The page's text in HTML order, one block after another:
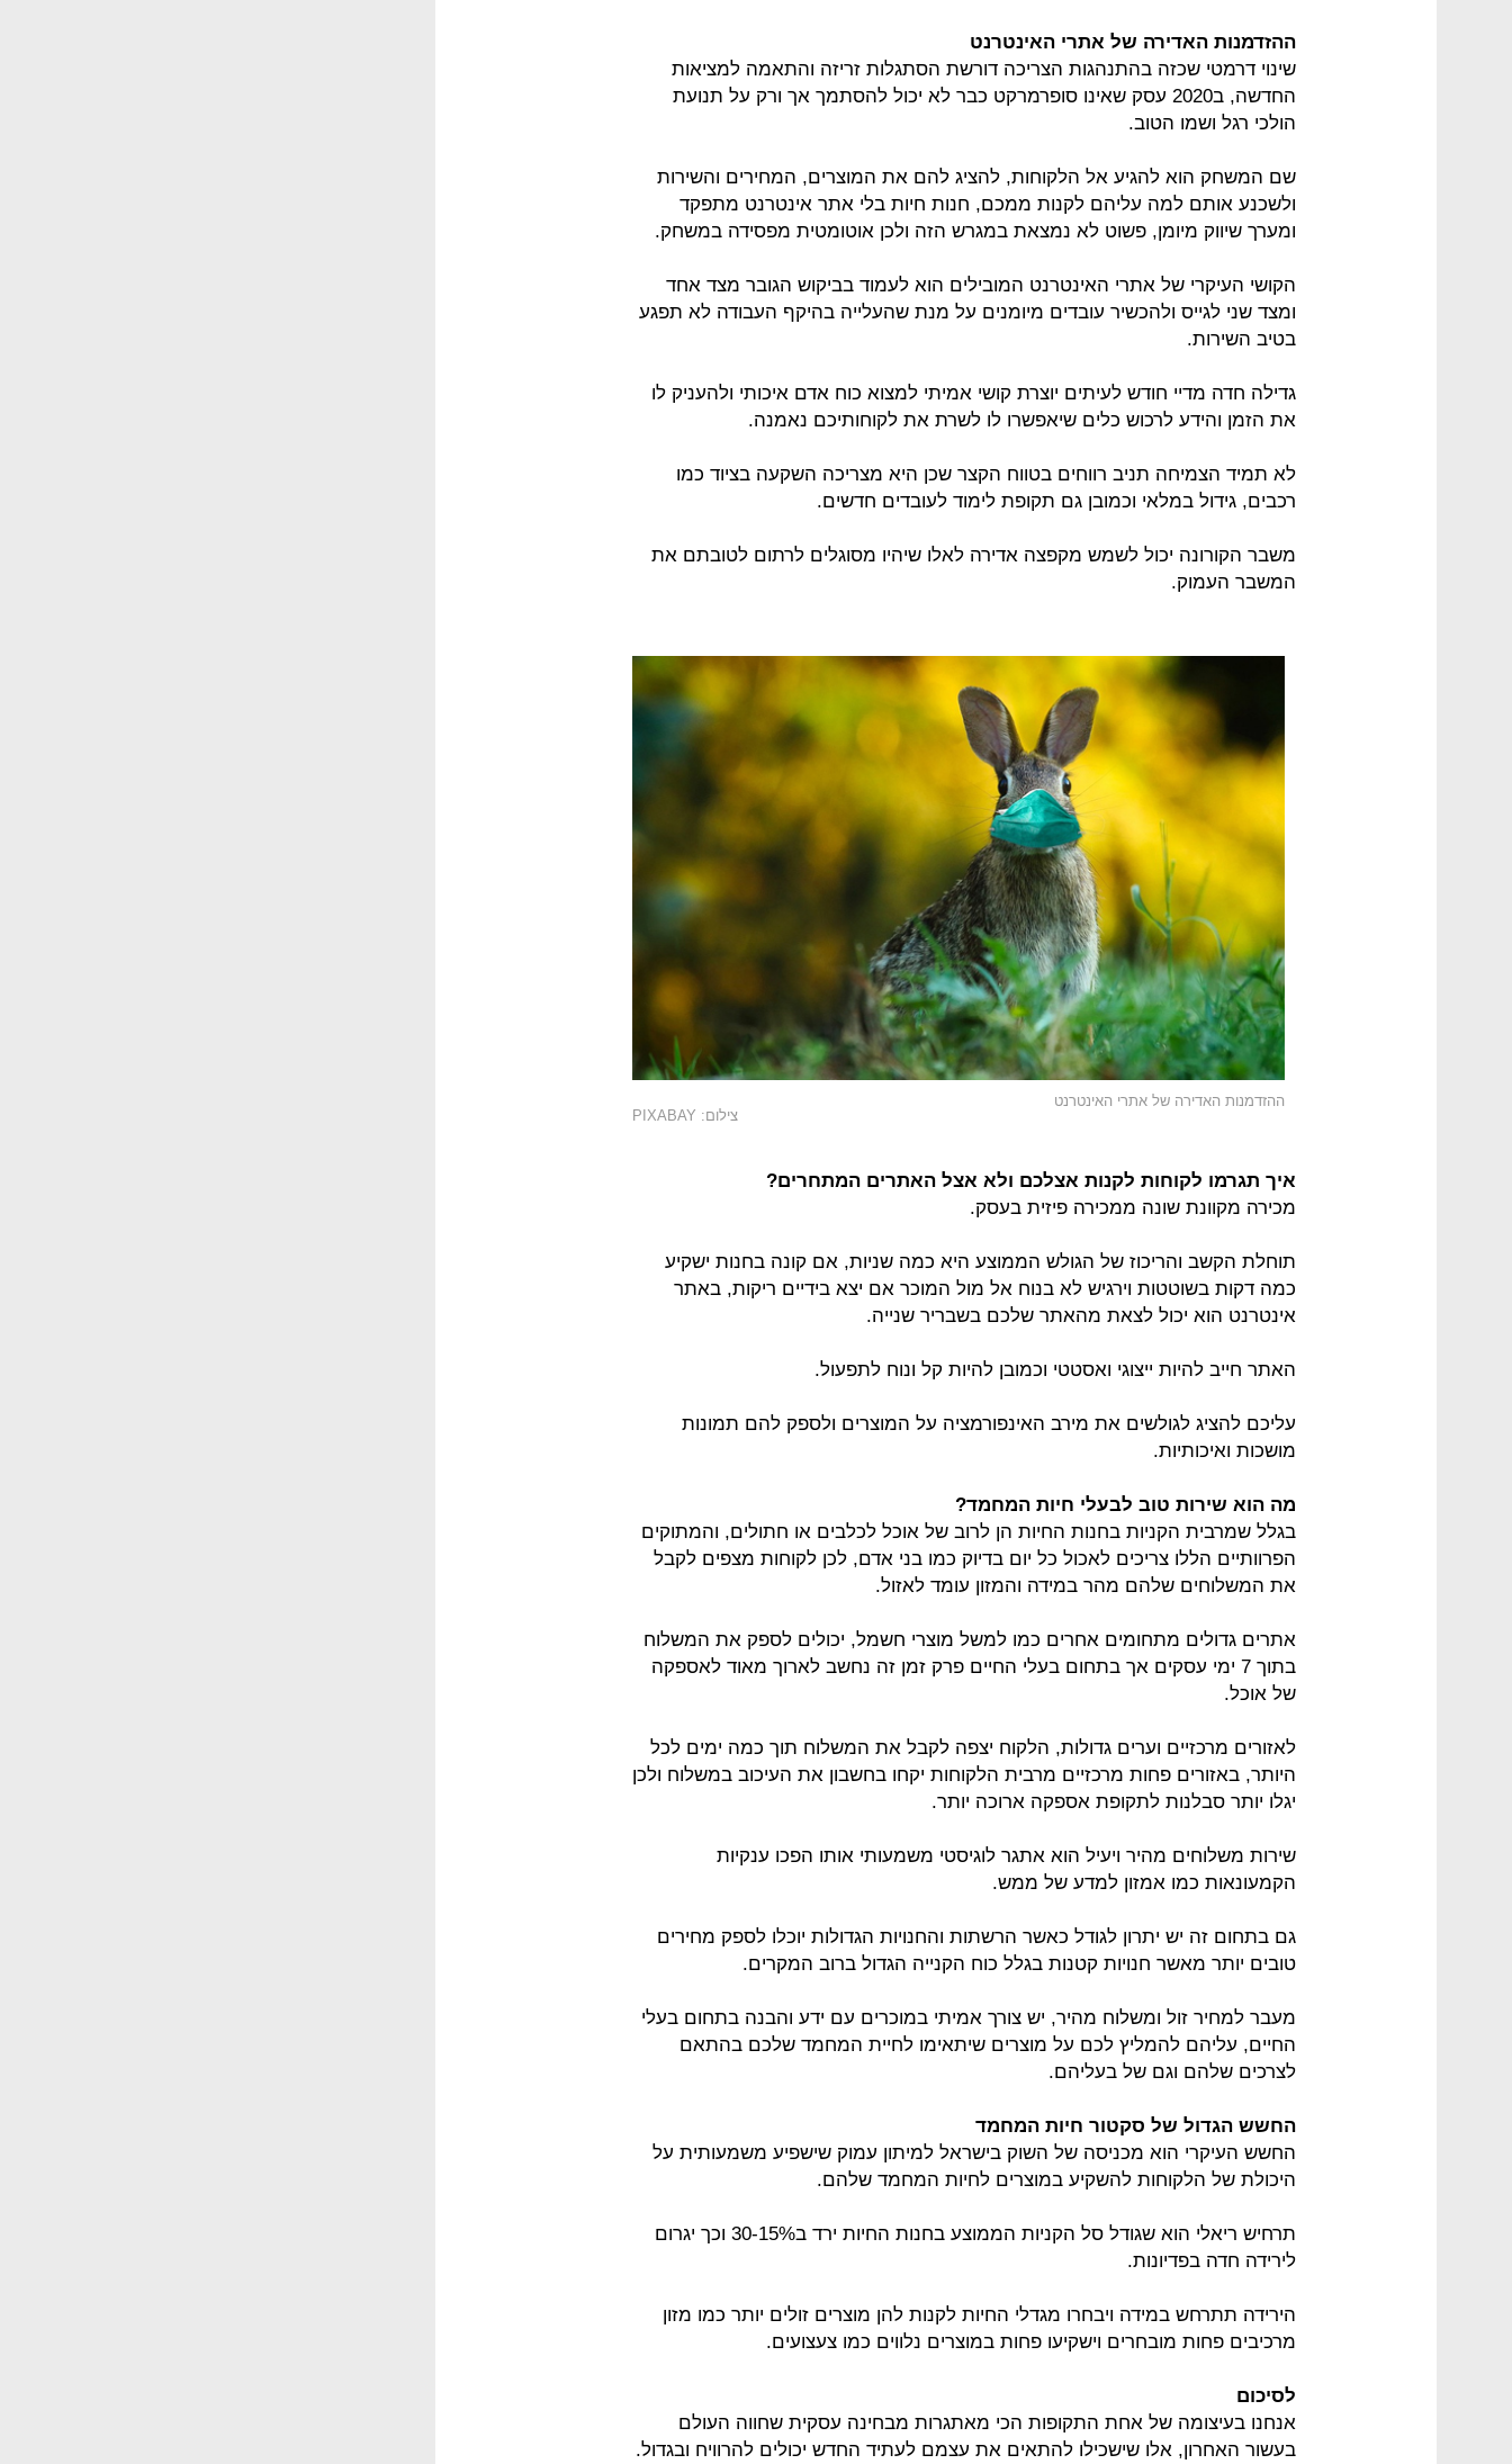
ההזדמנות האדירה של אתרי האינטרנט
שינוי דרמטי שכזה בהתנהגות הצריכה דורשת הסתגלות זריזה והתאמה למציאות
החדשה, ב2020 עסק שאינו סופרמרקט כבר לא יכול להסתמך אך ורק על תנועת
הולכי רגל ושמו הטוב.
שם המשחק הוא להגיע אל הלקוחות, להציג להם את המוצרים, המחירים והשירות
ולשכנע אותם למה עליהם לקנות ממכם, חנות חיות בלי אתר אינטרנט מתפקד
ומערך שיווק מיומן, פשוט לא נמצאת במגרש הזה ולכן אוטומטית מפסידה במשחק.
הקושי העיקרי של אתרי האינטרנט המובילים הוא לעמוד בביקוש הגובר מצד אחד
ומצד שני לגייס ולהכשיר עובדים מיומנים על מנת שהעלייה בהיקף העבודה לא תפגע
בטיב השירות.
גדילה חדה מדיי חודש לעיתים יוצרת קושי אמיתי למצוא כוח אדם איכותי ולהעניק לו
את הזמן והידע לרכוש כלים שיאפשרו לו לשרת את לקוחותיכם נאמנה.
לא תמיד הצמיחה תניב רווחים בטווח הקצר שכן היא מצריכה השקעה בציוד כמו
רכבים, גידול במלאי וכמובן גם תקופת לימוד לעובדים חדשים.
משבר הקורונה יכול לשמש מקפצה אדירה לאלו שיהיו מסוגלים לרתום לטובתם את
המשבר העמוק.
ההזדמנות האדירה של אתרי האינטרנט
צילום: PIXABAY
איך תגרמו לקוחות לקנות אצלכם ולא אצל האתרים המתחרים?
מכירה מקוונת שונה ממכירה פיזית בעסק.
תוחלת הקשב והריכוז של הגולש הממוצע היא כמה שניות, אם קונה בחנות ישקיע
כמה דקות בשוטטות וירגיש לא בנוח אל מול המוכר אם יצא בידיים ריקות, באתר
אינטרנט הוא יכול לצאת מהאתר שלכם בשבריר שנייה.
האתר חייב להיות ייצוגי ואסטטי וכמובן להיות קל ונוח לתפעול.
עליכם להציג לגולשים את מירב האינפורמציה על המוצרים ולספק להם תמונות
מושכות ואיכותיות.
מה הוא שירות טוב לבעלי חיות המחמד?
בגלל שמרבית הקניות בחנות החיות הן לרוב של אוכל לכלבים או חתולים, והמתוקים
הפרוותיים הללו צריכים לאכול כל יום בדיוק כמו בני אדם, לכן לקוחות מצפים לקבל
את המשלוחים שלהם מהר במידה והמזון עומד לאזול.
אתרים גדולים מתחומים אחרים כמו למשל מוצרי חשמל, יכולים לספק את המשלוח
בתוך 7 ימי עסקים אך בתחום בעלי החיים פרק זמן זה נחשב לארוך מאוד לאספקה
של אוכל.
לאזורים מרכזיים וערים גדולות, הלקוח יצפה לקבל את המשלוח תוך כמה ימים לכל
היותר, באזורים פחות מרכזיים מרבית הלקוחות יקחו בחשבון את העיכוב במשלוח ולכן
יגלו יותר סבלנות לתקופת אספקה ארוכה יותר.
שירות משלוחים מהיר ויעיל הוא אתגר לוגיסטי משמעותי אותו הפכו ענקיות
הקמעונאות כמו אמזון למדע של ממש.
גם בתחום זה יש יתרון לגודל כאשר הרשתות והחנויות הגדולות יוכלו לספק מחירים
טובים יותר מאשר חנויות קטנות בגלל כוח הקנייה הגדול ברוב המקרים.
מעבר למחיר זול ומשלוח מהיר, יש צורך אמיתי במוכרים עם ידע והבנה בתחום בעלי
החיים, עליהם להמליץ לכם על מוצרים שיתאימו לחיית המחמד שלכם בהתאם
לצרכים שלהם וגם של בעליהם.
החשש הגדול של סקטור חיות המחמד
החשש העיקרי הוא מכניסה של השוק בישראל למיתון עמוק שישפיע משמעותית על
היכולת של הלקוחות להשקיע במוצרים לחיות המחמד שלהם.
תרחיש ריאלי הוא שגודל סל הקניות הממוצע בחנות החיות ירד ב30-15% וכך יגרום
לירידה חדה בפדיונות.
הירידה תתרחש במידה ויבחרו מגדלי החיות לקנות להן מוצרים זולים יותר כמו מזון
מרכיבים פחות מובחרים וישקיעו פחות במוצרים נלווים כמו צעצועים.
לסיכום
אנחנו בעיצומה של אחת התקופות הכי מאתגרות מבחינה עסקית שחווה העולם
בעשור האחרון, אלו שישכילו להתאים את עצמם לעתיד החדש יכולים להרוויח ובגדול.